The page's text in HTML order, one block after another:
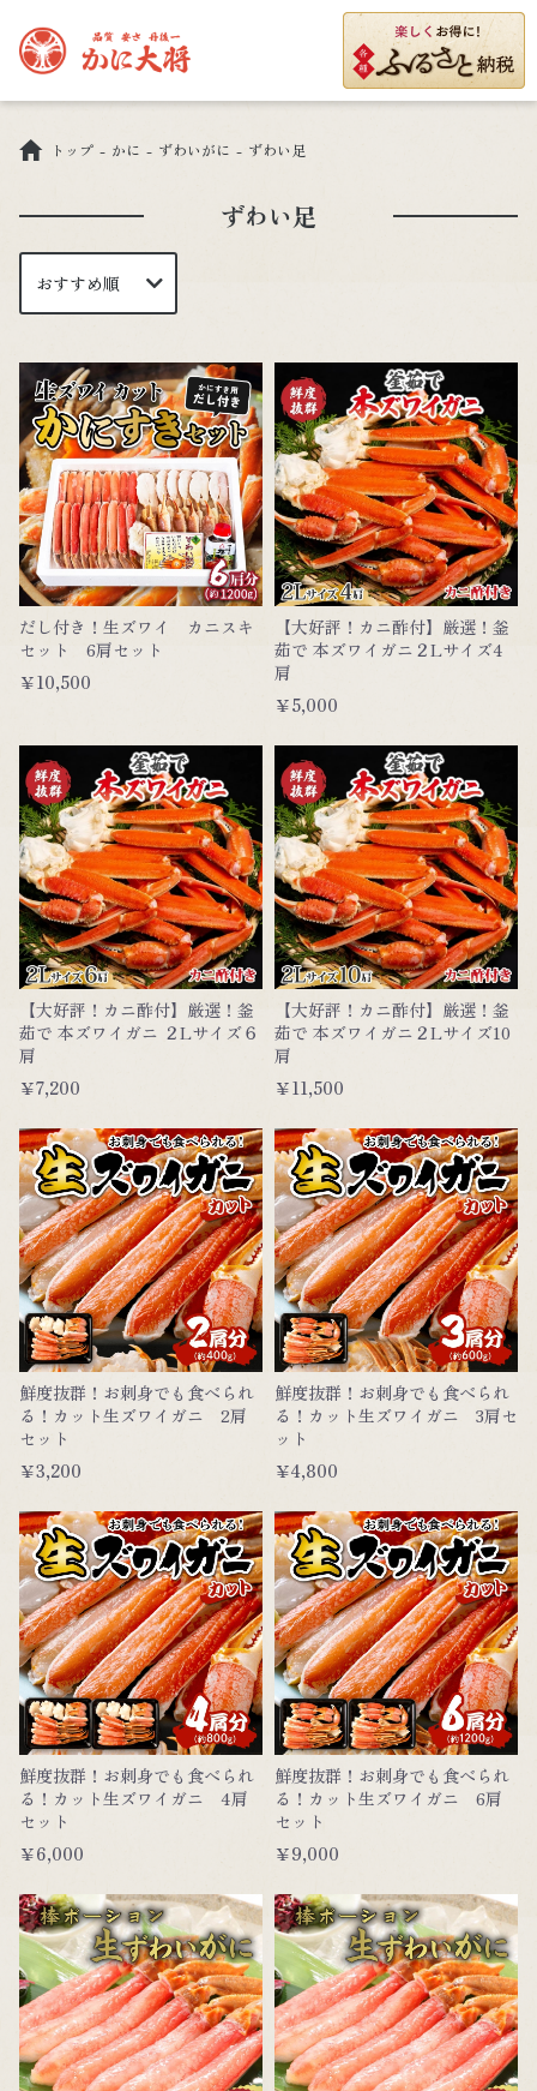
トップ かに ずわいがに ずわい足
ずわい足
だし付き！生ズワイ カニスキ
セット 6肩セット
￥10,500
【大好評！カニ酢付】厳選！釜
茹で 本ズワイガニ２Lサイズ4
肩
￥5,000
【大好評！カニ酢付】厳選！釜
茹で 本ズワイガニ ２Lサイズ６
肩
￥7,200
【大好評！カニ酢付】厳選！釜
茹で 本ズワイガニ２Lサイズ10
肩
￥11,500
鮮度抜群！お刺身でも食べられ
る！カット生ズワイガニ 2肩
セット
￥3,200
鮮度抜群！お刺身でも食べられ
る！カット生ズワイガニ 3肩セ
ット
￥4,800
鮮度抜群！お刺身でも食べられ
る！カット生ズワイガニ 4肩
セット
￥6,000
鮮度抜群！お刺身でも食べられ
る！カット生ズワイガニ 6肩
セット
￥9,000